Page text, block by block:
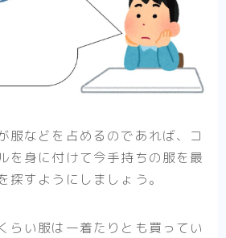
服などを占めるのであれば、コ
を身に付けて今手持ちの服を最
探すようにしましょう。
らい服は一着たりとも買ってい